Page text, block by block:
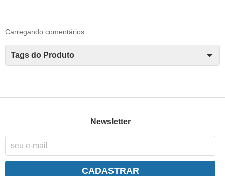
Carregando comentários ...
Tags do Produto
Newsletter
CADASTRAR